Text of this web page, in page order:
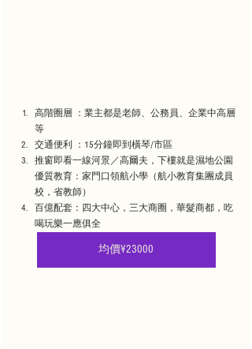
高階圈層 ：業主都是老師、公務員、企業中高層
等
交通便利 ：15分鐘即到橫琴/市區
推窗即看一線河景／高爾夫，下樓就是濕地公園
優質教育：家門口領航小學（航小教育集團成員
校，省教師）
百億配套：四大中心，三大商圈，華髮商都，吃
喝玩樂一應俱全
均價¥23000